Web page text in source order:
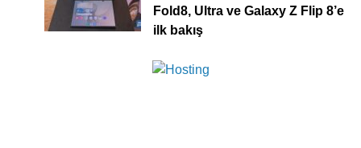
Fold8, Ultra ve Galaxy Z Flip 8’e
ilk bakış